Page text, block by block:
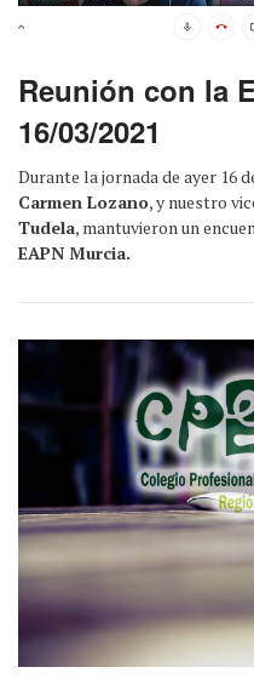
Reunión con la
16/03/2021
Durante la jornada de ayer 16
Carmen Lozano, y nuestro
Tudela, mantuvieron un
EAPN Murcia.